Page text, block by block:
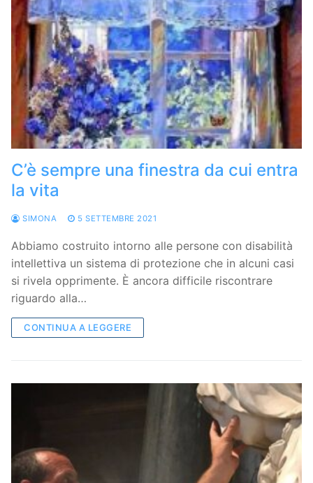
C’è sempre una finestra da cui entra
la vita
SIMONA 5 SETTEMBRE 2021
Abbiamo costruito intorno alle persone con disabilità
intellettiva un sistema di protezione che in alcuni casi
si rivela opprimente. È ancora difficile riscontrare
riguardo alla…
CONTINUA A LEGGERE